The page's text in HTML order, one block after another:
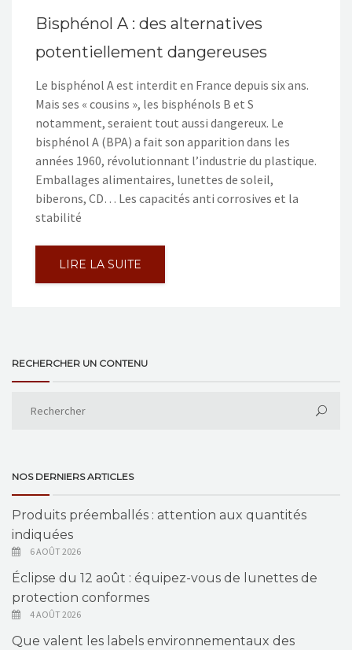
Bisphénol A : des alternatives
potentiellement dangereuses
Le bisphénol A est interdit en France depuis six ans.
Mais ses « cousins », les bisphénols B et S
notamment, seraient tout aussi dangereux. Le
bisphénol A (BPA) a fait son apparition dans les
années 1960, révolutionnant l’industrie du plastique.
Emballages alimentaires, lunettes de soleil,
biberons, CD… Les capacités anti corrosives et la
stabilité
LIRE LA SUITE
RECHERCHER UN CONTENU
NOS DERNIERS ARTICLES
Produits préemballés : attention aux quantités
indiquées
6 AOÛT 2026
Éclipse du 12 août : équipez-vous de lunettes de
protection conformes
4 AOÛT 2026
Que valent les labels environnementaux des